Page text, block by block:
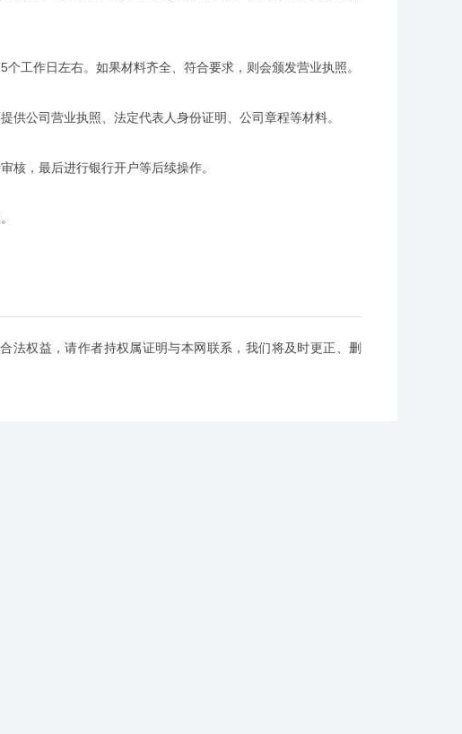
工作日左右。如果材料齐全、符合要求，则会颁发营业执照。
公司营业执照、法定代表人身份证明、公司章程等材料。
核，最后进行银行开户等后续操作。
法权益，请作者持权属证明与本网联系，我们将及时更正、删